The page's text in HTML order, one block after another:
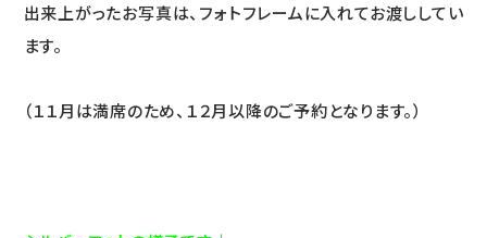
出来上がったお写真は、フォトフレームに入れてお渡ししてい
ます。
（１１月は満席のため、１２月以降のご予約となります。）